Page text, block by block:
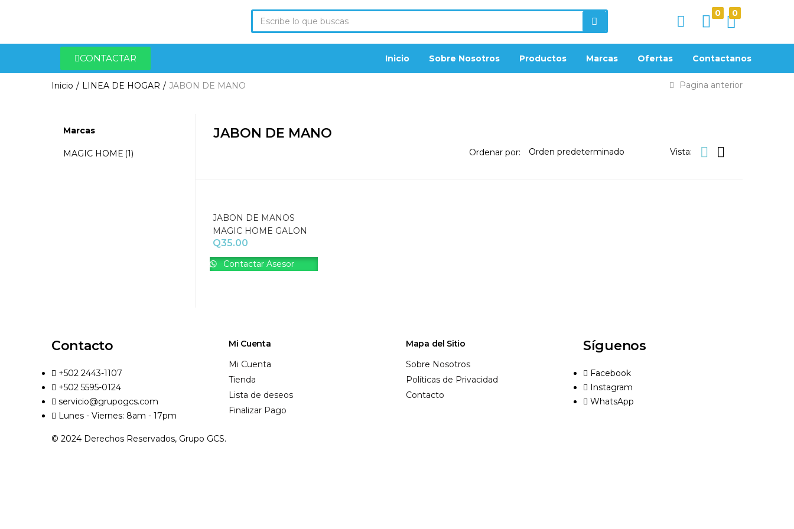
0 0
CONTACTAR Inicio Sobre Nosotros Productos Marcas Ofertas Contactanos
Inicio LINEA DE HOGAR JABON DE MANO Pagina anterior
Marcas
MAGIC HOME (1)
JABON DE MANO
Ordenar por: Vista:
JABON DE MANOS
MAGIC HOME GALON
Q35.00
Contactar Asesor
Contacto
+502 2443-1107
+502 5595-0124
servicio@grupogcs.com
Lunes - Viernes: 8am - 17pm
Mi Cuenta
Mi Cuenta
Tienda
Lista de deseos
Finalizar Pago
Mapa del Sitio
Sobre Nosotros
Políticas de Privacidad
Contacto
Síguenos
Facebook
Instagram
WhatsApp
© 2024 Derechos Reservados, Grupo GCS.